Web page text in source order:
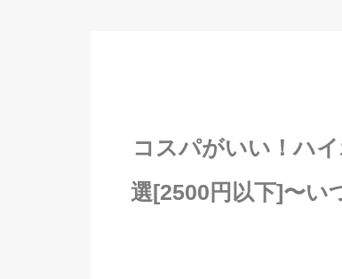
コスパがいい！ハ
選[2500円以下]〜い